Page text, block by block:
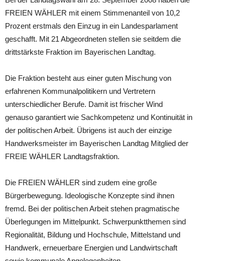
FREIEN WÄHLER mit einem Stimmenanteil von 10,2
Prozent erstmals den Einzug in ein Landesparlament
geschafft. Mit 21 Abgeordneten stellen sie seitdem die
drittstärkste Fraktion im Bayerischen Landtag.
Die Fraktion besteht aus einer guten Mischung von
erfahrenen Kommunalpolitikern und Vertretern
unterschiedlicher Berufe. Damit ist frischer Wind
genauso garantiert wie Sachkompetenz und Kontinuität in
der politischen Arbeit. Übrigens ist auch der einzige
Handwerksmeister im Bayerischen Landtag Mitglied der
FREIE WÄHLER Landtagsfraktion.
Die FREIEN WÄHLER sind zudem eine große
Bürgerbewegung. Ideologische Konzepte sind ihnen
fremd. Bei der politischen Arbeit stehen pragmatische
Überlegungen im Mittelpunkt. Schwerpunktthemen sind
Regionalität, Bildung und Hochschule, Mittelstand und
Handwerk, erneuerbare Energien und Landwirtschaft